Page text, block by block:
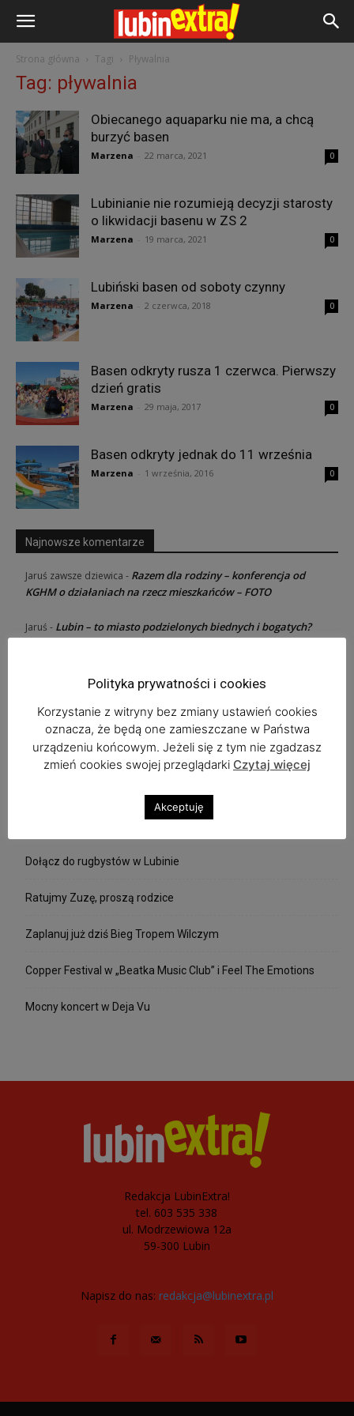
Strona główna Tagi Pływalnia
Tag: pływalnia
Obiecanego aquaparku nie ma, a chcą
burzyć basen
Marzena 22 marca, 2021 0
Lubinianie nie rozumieją decyzji starosty
o likwidacji basenu w ZS 2
Marzena 19 marca, 2021 0
Lubiński basen od soboty czynny
Marzena 2 czerwca, 2018 0
Basen odkryty rusza 1 czerwca. Pierwszy
dzień gratis
Marzena 29 maja, 2017 0
Basen odkryty jednak do 11 września
Marzena 1 września, 2016 0
Najnowsze komentarze
Jaruś zawsze dziewica - Razem dla rodziny – konferencja od
KGHM o działaniach na rzecz mieszkańców – FOTO
Jaruś - Lubin – to miasto podzielonych biednych i bogatych?
stronie UE?
andros-Co zrobią radni miejscy i powiatowi? Staną twardo
po stronie UE?
Dołącz do rugbystów w Lubinie
Ratujmy Zuzę, proszą rodzice
Zaplanuj już dziś Bieg Tropem Wilczym
Copper Festival w „Beatka Music Club” i Feel The Emotions
Mocny koncert w Deja Vu
Redakcja LubinExtra!
tel. 603 535 338
ul. Modrzewiowa 12a
59-300 Lubin
Napisz do nas: redakcja@lubinextra.pl
Polityka prywatności i cookies
Korzystanie z witryny bez zmiany ustawień cookies
oznacza, że będą one zamieszczane w Państwa
urządzeniu końcowym. Jeżeli się z tym nie zgadzasz
zmień cookies swojej przeglądarki Czytaj więcej
Akceptuję